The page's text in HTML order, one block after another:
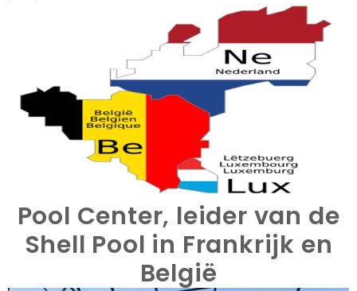
Pool Center, leider van de
Shell Pool in Frankrijk en
België